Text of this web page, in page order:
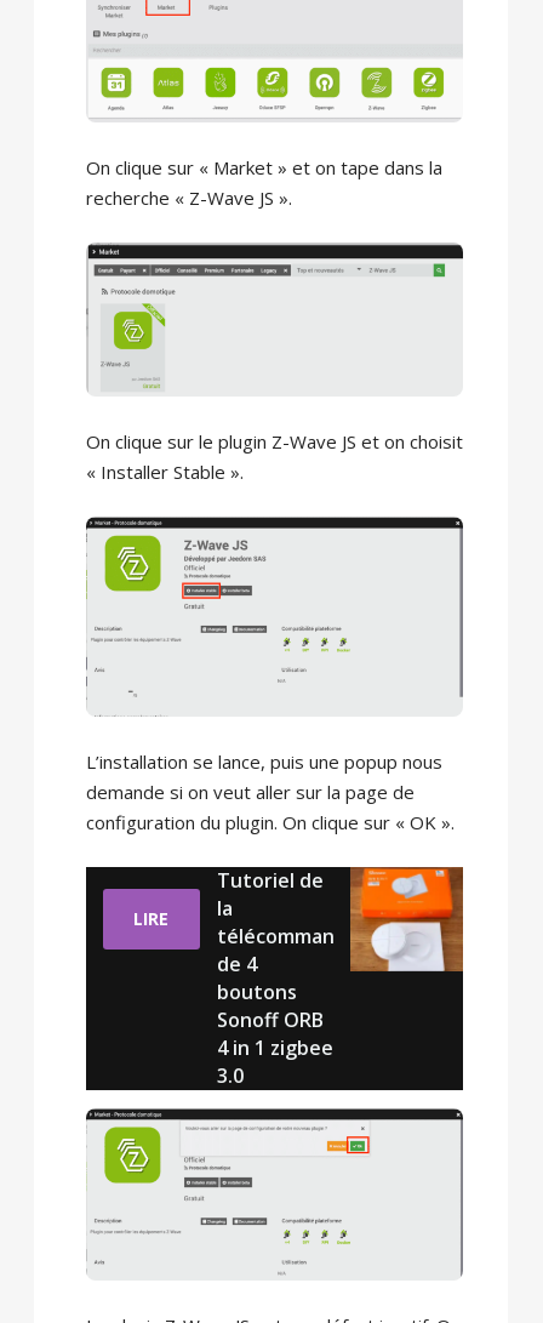
On clique sur « Market » et on tape dans la
recherche « Z-Wave JS ».
On clique sur le plugin Z-Wave JS et on choisit
« Installer Stable ».
L’installation se lance, puis une popup nous
demande si on veut aller sur la page de
configuration du plugin. On clique sur « OK ».
LIRE
Tutoriel de
la
télécomman
de 4
boutons
Sonoff ORB
4 in 1 zigbee
3.0